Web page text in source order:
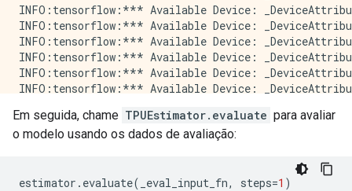
INFO:tensorflow:*** Available Device:
INFO:tensorflow:*** Available Device:
INFO:tensorflow:*** Available Device:
INFO:tensorflow:*** Available Device:
INFO:tensorflow:*** Available Device:
INFO:tensorflow:*** Available Device:
INFO:tensorflow:*** Available Device:
WARNING:tensorflow:From /tmpfs/src/
Use Variable.read_value. Variables in 2.X are
INFO:tensorflow:Calling model_fn.
Em seguida, chame TPUEstimator.evaluate para avaliar
o modelo usando os dados de avaliação:
estimator . evaluate( _eval_input_fn, steps=1 )